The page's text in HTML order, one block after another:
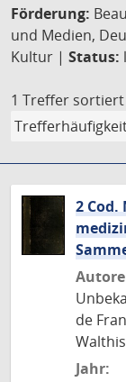
Förderung:
und Medien,
Kultur | Status:
1 Treffer sortiert
2 Cod.
de
Jahr: